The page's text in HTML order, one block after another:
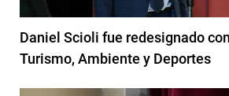
Daniel Scioli fue redesignado
Turismo, Ambiente y Deportes